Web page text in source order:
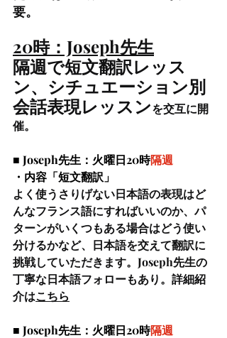
要。
20時：Joseph先生
隔週で短文翻訳レッス
ン、シチュエーション別
会話表現レッスンを交互に開
催。
■ Joseph先生：火曜日20時隔週
・内容「短文翻訳」
よく使うさりげない日本語の表現はど
んなフランス語にすればいいのか、パ
ターンがいくつもある場合はどう使い
分けるかなど、日本語を交えて翻訳に
挑戦していただきます。Joseph先生の
丁寧な日本語フォローもあり。詳細紹
介はこちら
■ Joseph先生：火曜日20時隔週